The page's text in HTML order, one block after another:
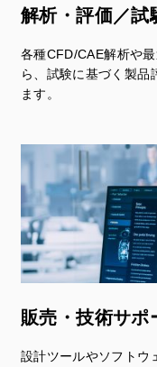
解析・評価／試
各種CFD/CAE解析や
ら、試験に基づく製品
ます。
販売・技術サポ
設計ツールやソフトウ